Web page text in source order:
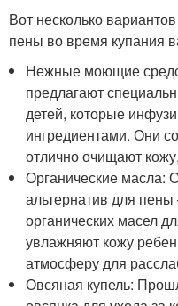
Вот несколько
пены во время купания
Нежные моющие
предлагают
детей, которые
ингредиентами. Они
отлично очищают
Органические масла:
альтернатив для
органических масел
увлажняют кожу
атмосферу для
Овсяная купель: